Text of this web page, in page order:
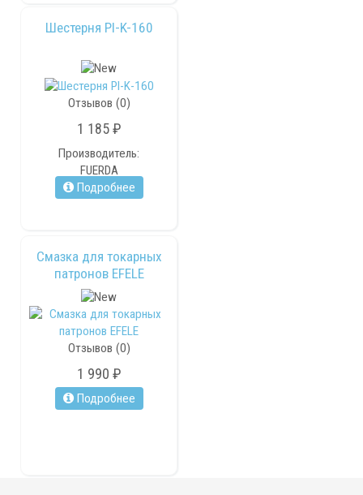
Шестерня PI-K-160
Отзывов (0)
1 185 ₽
Производитель:
FUERDA
Подробнее
Смазка для токарных
патронов EFELE
Отзывов (0)
1 990 ₽
Подробнее